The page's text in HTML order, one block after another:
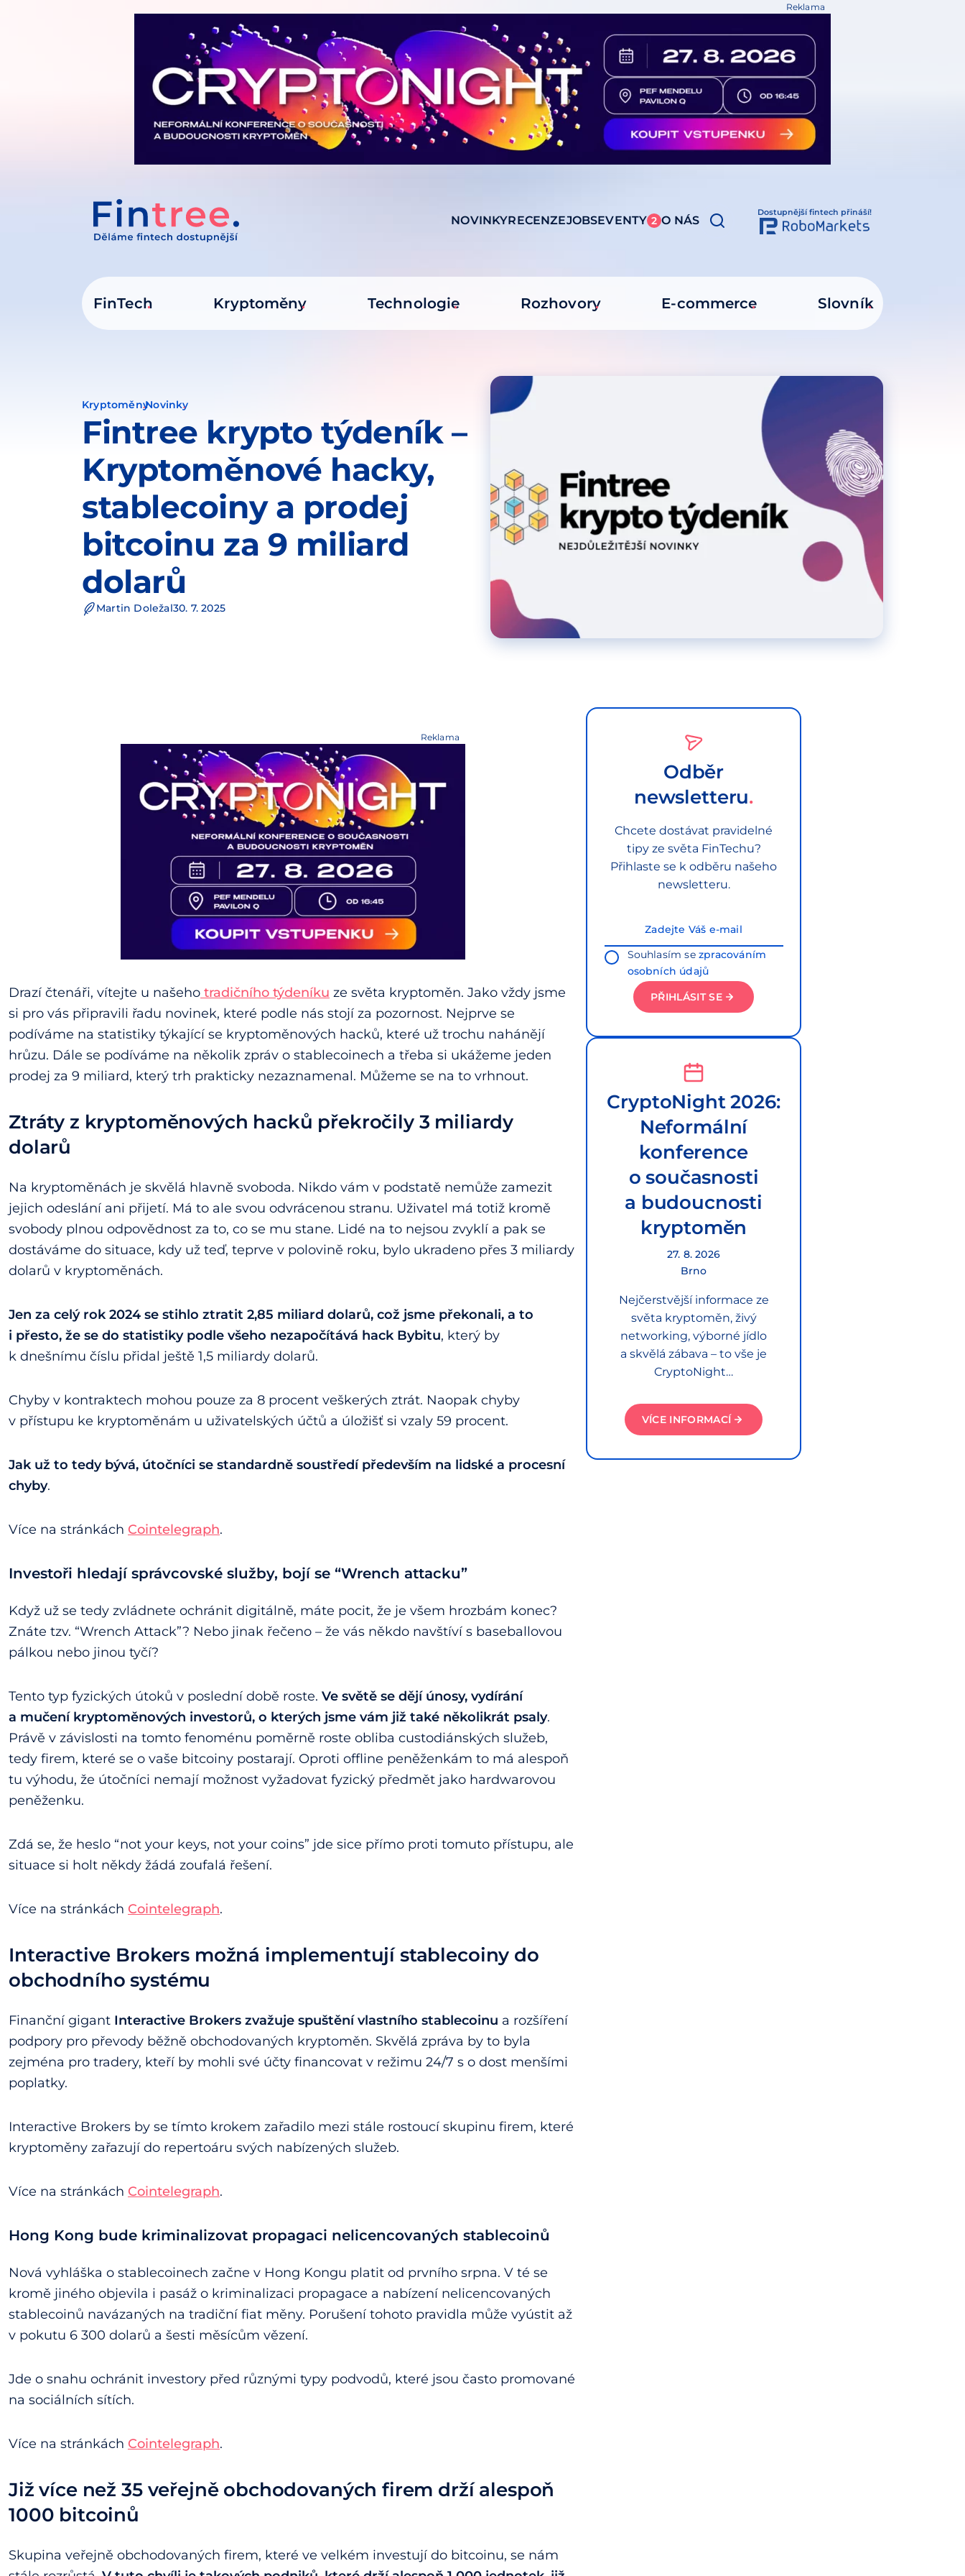
Reklama
NOVINKYRECENZEJOBSEVENTY 2 O NÁS
Dostupnější fintech přináší!
FinTech Kryptoměny Technologie Rozhovory E-commerce Slovník
KryptoměnyNovinky
Fintree krypto týdeník –
Kryptoměnové hacky,
stablecoiny a prodej
bitcoinu za 9 miliard
dolarů
Martin Doležal30. 7. 2025
Reklama
Drazí čtenáři, vítejte u našeho tradičního týdeníku ze světa kryptoměn. Jako vždy jsme
si pro vás připravili řadu novinek, které podle nás stojí za pozornost. Nejprve se
podíváme na statistiky týkající se kryptoměnových hacků, které už trochu nahánějí
hrůzu. Dále se podíváme na několik zpráv o stablecoinech a třeba si ukážeme jeden
prodej za 9 miliard, který trh prakticky nezaznamenal. Můžeme se na to vrhnout.
Ztráty z kryptoměnových hacků překročily 3 miliardy
dolarů
Na kryptoměnách je skvělá hlavně svoboda. Nikdo vám v podstatě nemůže zamezit
jejich odeslání ani přijetí. Má to ale svou odvrácenou stranu. Uživatel má totiž kromě
svobody plnou odpovědnost za to, co se mu stane. Lidé na to nejsou zvyklí a pak se
dostáváme do situace, kdy už teď, teprve v polovině roku, bylo ukradeno přes 3 miliardy
dolarů v kryptoměnách.
Jen za celý rok 2024 se stihlo ztratit 2,85 miliard dolarů, což jsme překonali, a to
i přesto, že se do statistiky podle všeho nezapočítává hack Bybitu, který by
k dnešnímu číslu přidal ještě 1,5 miliardy dolarů.
Chyby v kontraktech mohou pouze za 8 procent veškerých ztrát. Naopak chyby
v přístupu ke kryptoměnám u uživatelských účtů a úložišť si vzaly 59 procent.
Jak už to tedy bývá, útočníci se standardně soustředí především na lidské a procesní
chyby.
Více na stránkách Cointelegraph.
Investoři hledají správcovské služby, bojí se “Wrench attacku”
Když už se tedy zvládnete ochránit digitálně, máte pocit, že je všem hrozbám konec?
Znáte tzv. “Wrench Attack”? Nebo jinak řečeno – že vás někdo navštíví s baseballovou
pálkou nebo jinou tyčí?
Tento typ fyzických útoků v poslední době roste. Ve světě se dějí únosy, vydírání
a mučení kryptoměnových investorů, o kterých jsme vám již také několikrát psaly.
Právě v závislosti na tomto fenoménu poměrně roste obliba custodiánských služeb,
tedy firem, které se o vaše bitcoiny postarají. Oproti offline peněženkám to má alespoň
tu výhodu, že útočníci nemají možnost vyžadovat fyzický předmět jako hardwarovou
peněženku.
Zdá se, že heslo “not your keys, not your coins” jde sice přímo proti tomuto přístupu, ale
situace si holt někdy žádá zoufalá řešení.
Více na stránkách Cointelegraph.
Interactive Brokers možná implementují stablecoiny do
obchodního systému
Finanční gigant Interactive Brokers zvažuje spuštění vlastního stablecoinu a rozšíření
podpory pro převody běžně obchodovaných kryptoměn. Skvělá zpráva by to byla
zejména pro tradery, kteří by mohli své účty financovat v režimu 24/7 s o dost menšími
poplatky.
Interactive Brokers by se tímto krokem zařadilo mezi stále rostoucí skupinu firem, které
kryptoměny zařazují do repertoáru svých nabízených služeb.
Více na stránkách Cointelegraph.
Hong Kong bude kriminalizovat propagaci nelicencovaných stablecoinů
Nová vyhláška o stablecoinech začne v Hong Kongu platit od prvního srpna. V té se
kromě jiného objevila i pasáž o kriminalizaci propagace a nabízení nelicencovaných
stablecoinů navázaných na tradiční fiat měny. Porušení tohoto pravidla může vyústit až
v pokutu 6 300 dolarů a šesti měsícům vězení.
Jde o snahu ochránit investory před různými typy podvodů, které jsou často promované
na sociálních sítích.
Více na stránkách Cointelegraph.
Již více než 35 veřejně obchodovaných firem drží alespoň
1000 bitcoinů
Skupina veřejně obchodovaných firem, které ve velkém investují do bitcoinu, se nám
Odběr
newsletteru
Chcete dostávat pravidelné
tipy ze světa FinTechu?
Přihlaste se k odběru našeho
newsletteru.
Souhlasím sezpracováním
osobních údajů
PŘIHLÁSIT SE
CryptoNight 2026:
Neformální
konference
o současnosti
a budoucnosti
kryptoměn
27. 8. 2026
Brno
Nejčerstvější informace ze
světa kryptoměn, živý
networking, výborné jídlo
a skvělá zábava – to vše je
CryptoNight…
VÍCE INFORMACÍ